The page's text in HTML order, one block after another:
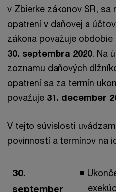
v Zbierke zákonov SR, sa
opatrení v daňovej a
zákona považuje
30. septembra 2020. Na
zoznamu daňových
opatrení sa za termín
považuje 31. december
V tejto súvislosti
povinností a termínov na
30.
september